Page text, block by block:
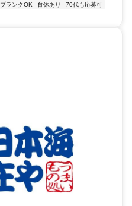
ブランクOK 育休あり
70代も応募可